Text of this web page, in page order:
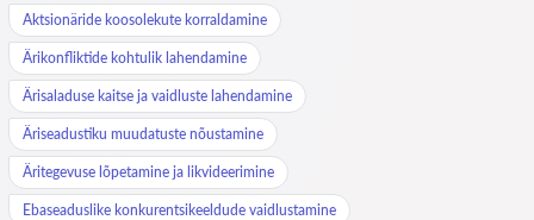
Aktsionäride koosolekute korraldamine
Ärikonfliktide kohtulik lahendamine
Ärisaladuse kaitse ja vaidluste lahendamine
Äriseadustiku muudatuste nõustamine
Äritegevuse lõpetamine ja likvideerimine
Ebaseaduslike konkurentsikeeldude vaidlustamine